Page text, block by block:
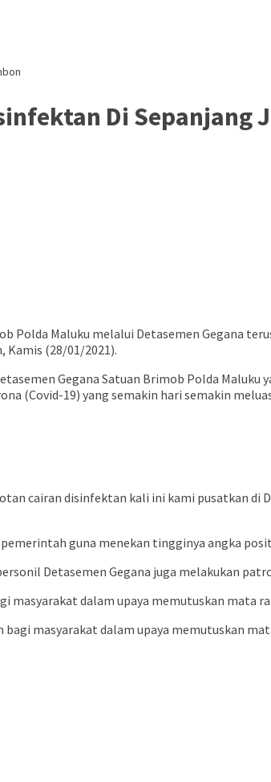
Di Sepanjang
Polda Maluku melalui Detasemen Gegana
Kamis (28/01/2021).
Gegana Satuan Brimob Polda Maluku
(Covid-19) yang semakin hari semakin
cairan disinfektan kali ini kami pusatkan di
guna menekan tingginya angka
Detasemen Gegana juga melakukan
masyarakat dalam upaya memutuskan mata
masyarakat dalam upaya memutuskan